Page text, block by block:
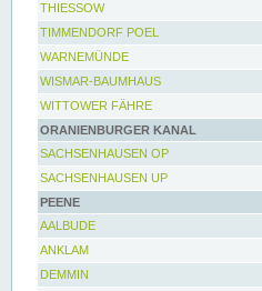
THIESSOW
TIMMENDORF POEL
WARNEMÜNDE
WISMAR-BAUMHAUS
WITTOWER FÄHRE
ORANIENBURGER KANAL
SACHSENHAUSEN OP
SACHSENHAUSEN UP
PEENE
AALBUDE
ANKLAM
DEMMIN